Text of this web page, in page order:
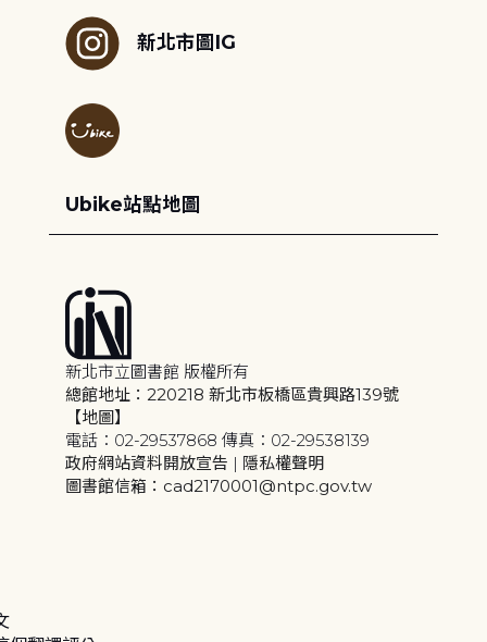
新北市圖IG
Ubike站點地圖
新北市立圖書館 版權所有
總館地址：220218 新北市板橋區貴興路139號
【地圖】
電話：02-29537868 傳真：02-29538139
政府網站資料開放宣告 | 隱私權聲明
圖書館信箱：cad2170001@ntpc.gov.tw